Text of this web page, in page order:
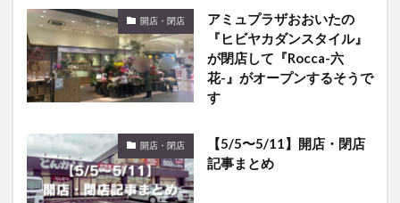
開店・閉店
アミュプラザおおいたの
『ヒビヤカダンスタイル』
が閉店して『Rocca-六
花-』がオープンするそうで
す
開店・閉店
【5/5〜5/11】開店・閉店
記事まとめ